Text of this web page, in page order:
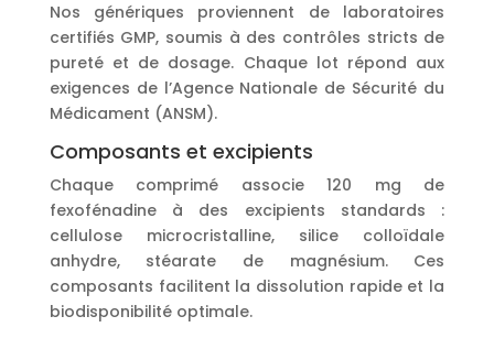
Nos génériques proviennent de laboratoires
certifiés GMP, soumis à des contrôles stricts de
pureté et de dosage. Chaque lot répond aux
exigences de l’Agence Nationale de Sécurité du
Médicament (ANSM).
Composants et excipients
Chaque comprimé associe 120 mg de
fexofénadine à des excipients standards :
cellulose microcristalline, silice colloïdale
anhydre, stéarate de magnésium. Ces
composants facilitent la dissolution rapide et la
biodisponibilité optimale.